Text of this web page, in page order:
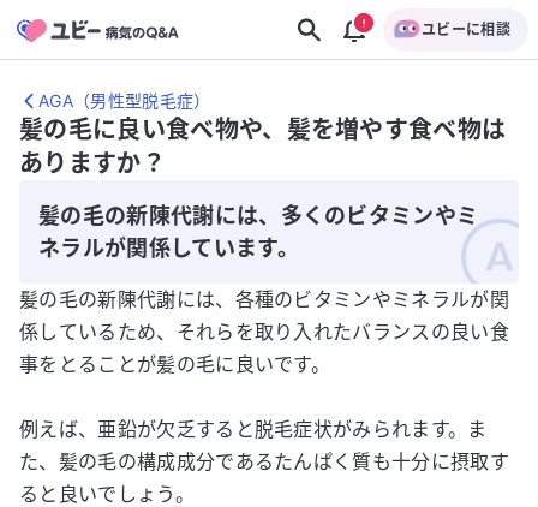
ユビーに相談
AGA（男性型脱毛症）
髪の毛に良い食べ物や、髪を増やす食べ物は
ありますか？
髪の毛の新陳代謝には、多くのビタミンやミ
ネラルが関係しています。
髪の毛の新陳代謝には、各種のビタミンやミネラルが関
係しているため、それらを取り入れたバランスの良い食
事をとることが髪の毛に良いです。
例えば、亜鉛が欠乏すると脱毛症状がみられます。ま
た、髪の毛の構成成分であるたんぱく質も十分に摂取す
ると良いでしょう。